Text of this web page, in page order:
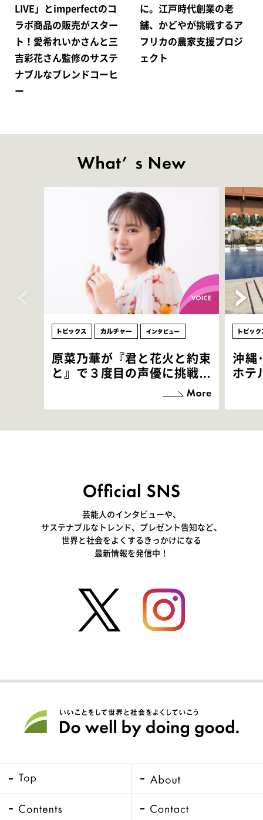
LIVE」とimperfectのコ
ラボ商品の販売がスター
ト！愛希れいかさんと三
吉彩花さん監修のサステ
ナブルなブレンドコーヒ
ー
に。江戸時代創業の老
舗、かどやが挑戦するア
フリカの農家支援プロジ
ェクト
原菜乃華が『君と花火と約束
と』で３度目の声優に挑戦！
「お邪魔させてもらっている
感覚ですが､お芝居に没頭で
沖縄
ホテ
芸能人のインタビューや、
サステナブルなトレンド、プレゼント告知など、
世界と社会をよくするきっかけになる
最新情報を発信中！